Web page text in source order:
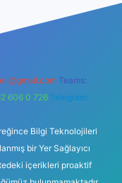
Teams:
606 0 726 Telegram:
Bilgi Teknolojileri
bir Yer Sağlayıcı
içerikleri proaktif